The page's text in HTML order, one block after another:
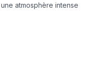
atmosphère intense